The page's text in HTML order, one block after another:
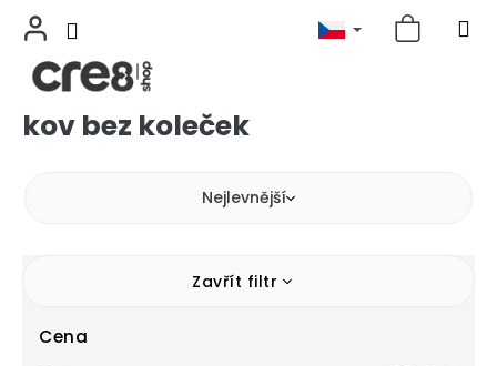
Přejítkov bez koleček
Nejlevnější
Zavřít filtr
Cena